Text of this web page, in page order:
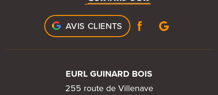
AVIS CLIENTS
EURL GUINARD BOIS
255 route de Villenave